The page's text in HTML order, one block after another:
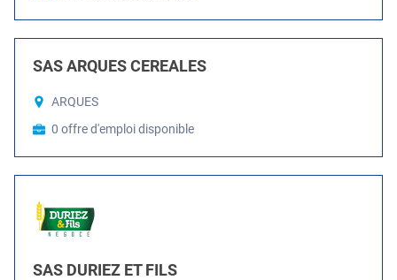
SAS ARQUES CEREALES
ARQUES
0 offre d'emploi disponible
SAS DURIEZ ET FILS